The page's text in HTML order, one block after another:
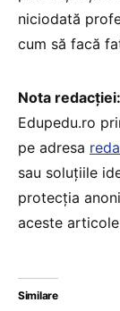
niciodată
cum să facă
Nota redacției:
Edupedu.ro
pe adresa
sau soluțiile
protecția
aceste
Similare